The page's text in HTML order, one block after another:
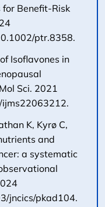
for Benefit-Risk
ptr.8358.
Isoflavones in
Sci. 2021
K, Kyrø C,
and
a systematic
jncics/pkad104.